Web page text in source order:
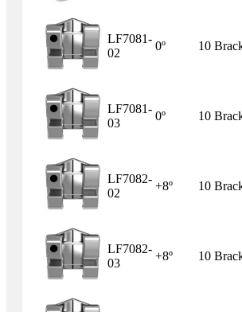
LF7081-
02
0º 10
LF7081-
03
0º 10
LF7082-
02
+8º 10
LF7082-
03
+8º 10